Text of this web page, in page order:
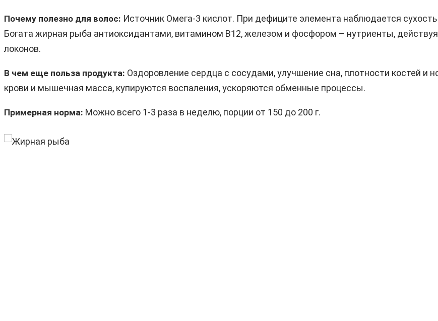
Почему полезно для волос: Источник Омега-3 кислот. При дефиците элемента наблюдается
Богата жирная рыба антиоксидантами, витамином B12, железом и фосфором – нутриенты, действуя
локонов.
В чем еще польза продукта: Оздоровление сердца с сосудами, улучшение сна, плотности костей
крови и мышечная масса, купируются воспаления, ускоряются обменные процессы.
Примерная норма: Можно всего 1-3 раза в неделю, порции от 150 до 200 г.